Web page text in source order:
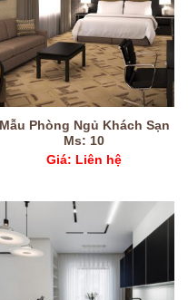
Mẫu Phòng Ngủ Khách Sạn
Ms: 10
Giá: Liên hệ